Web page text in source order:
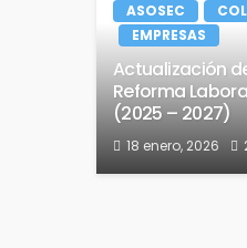
ASOSEC
EMPRESAS
Actualización
Reforma
(2025 – 2027)
18 enero, 2026